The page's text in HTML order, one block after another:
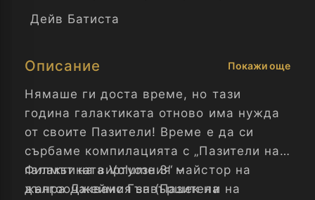
Дейв Батиста
Описание Покажи още
Нямаше ги доста време, но тази
година галактиката отново има нужда
от своите Пазители! Време е да си
сърбаме компилацията с „Пазители на
галактиката Volume 3“ –
дългоочаквания завършек на
Филмът на виртуозния майстор на
жанра Джеймс Гън (Пазители на